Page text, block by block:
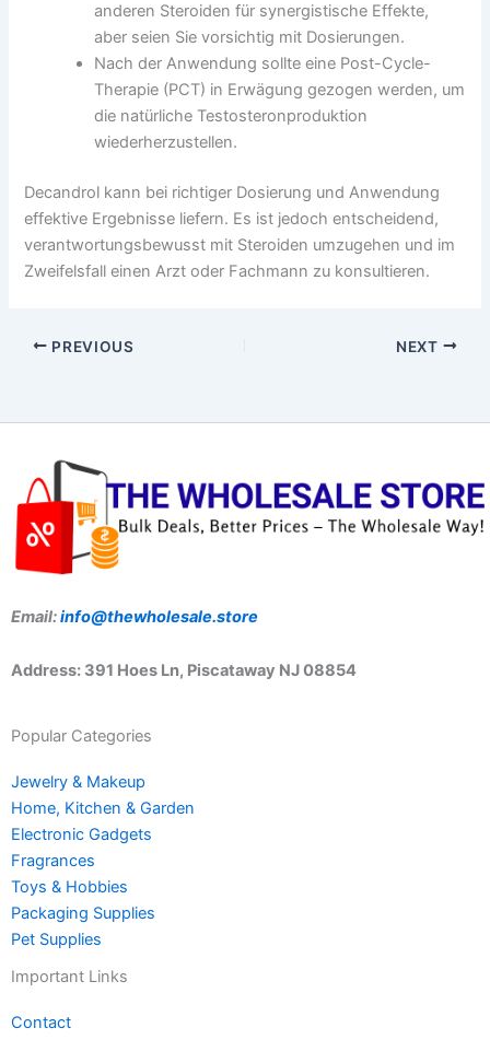
anderen Steroiden für synergistische Effekte,
aber seien Sie vorsichtig mit Dosierungen.
Nach der Anwendung sollte eine Post-Cycle-
Therapie (PCT) in Erwägung gezogen werden, um
die natürliche Testosteronproduktion
wiederherzustellen.
Decandrol kann bei richtiger Dosierung und Anwendung
effektive Ergebnisse liefern. Es ist jedoch entscheidend,
verantwortungsbewusst mit Steroiden umzugehen und im
Zweifelsfall einen Arzt oder Fachmann zu konsultieren.
PREVIOUS NEXT
Email:info@thewholesale.store
Address: 391 Hoes Ln, Piscataway NJ 08854
Popular Categories
Jewelry & Makeup
Home, Kitchen & Garden
Electronic Gadgets
Fragrances
Toys & Hobbies
Packaging Supplies
Pet Supplies
Important Links
Contact